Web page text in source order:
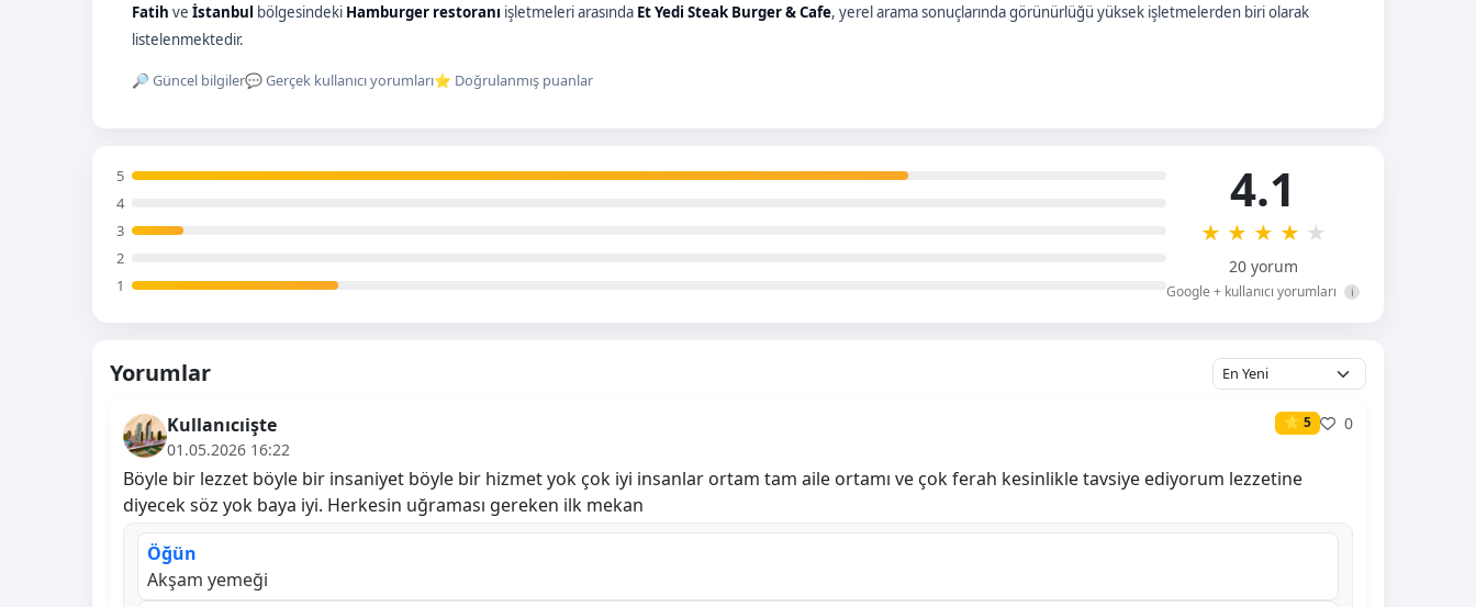
Fatih ve İstanbul bölgesindeki Hamburger restoranı işletmeleri arasında Et Yedi Steak Burger & Cafe, yerel arama sonuçlarında görünürlüğü yüksek işletmelerden biri olarak
listelenmektedir.
🔎 Güncel bilgiler💬 Gerçek kullanıcı yorumları⭐ Doğrulanmış puanlar
5
4
3
2
1
4.1
★ ★ ★ ★ ★
20 yorum
Google + kullanıcı yorumları i
Yorumlar
Kullanıcıişte ⭐ 5
0
01.05.2026 16:22
Böyle bir lezzet böyle bir insaniyet böyle bir hizmet yok çok iyi insanlar ortam tam aile ortamı ve çok ferah kesinlikle tavsiye ediyorum lezzetine
diyecek söz yok baya iyi. Herkesin uğraması gereken ilk mekan
Öğün
Akşam yemeği